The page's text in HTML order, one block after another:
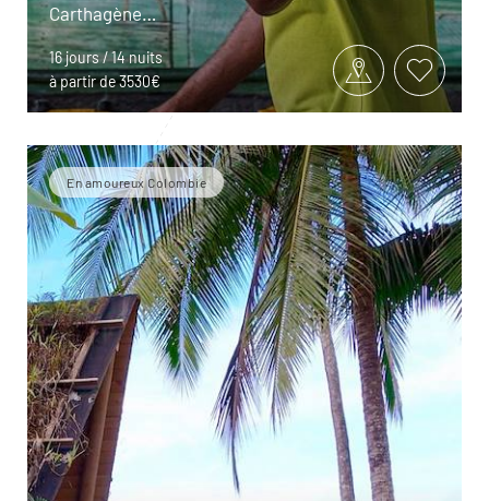
Carthagène…
16 jours / 14 nuits
à partir de 3530€
En amoureux Colombie